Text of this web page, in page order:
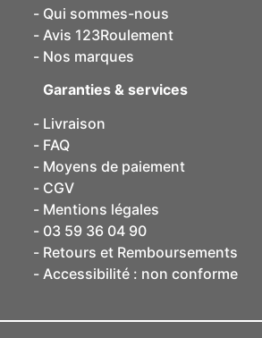
Qui sommes-nous
Avis 123Roulement
Nos marques
Garanties & services
Livraison
FAQ
Moyens de paiement
CGV
Mentions légales
03 59 36 04 90
Retours et Remboursements
Accessibilité : non conforme